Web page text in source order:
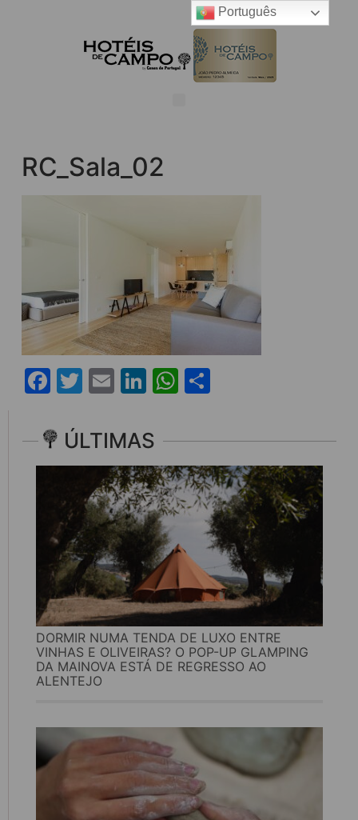
RC_Sala_02
Facebook
Twitter
EmailLinkedIn
WhatsApp
ÚLTIMAS
DORMIR NUMA TENDA DE LUXO ENTRE
VINHAS E OLIVEIRAS? O POP-UP GLAMPING
DA MAINOVA ESTÁ DE REGRESSO AO
ALENTEJO
Português